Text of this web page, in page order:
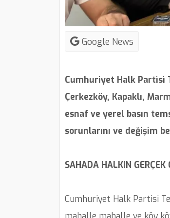
Google News
Cumhuriyet Halk Partisi
Çerkezköy, Kapaklı,
esnaf ve yerel basın
sorunlarını ve değişim
SAHADA HALKIN GERÇEK
Cumhuriyet Halk Partisi